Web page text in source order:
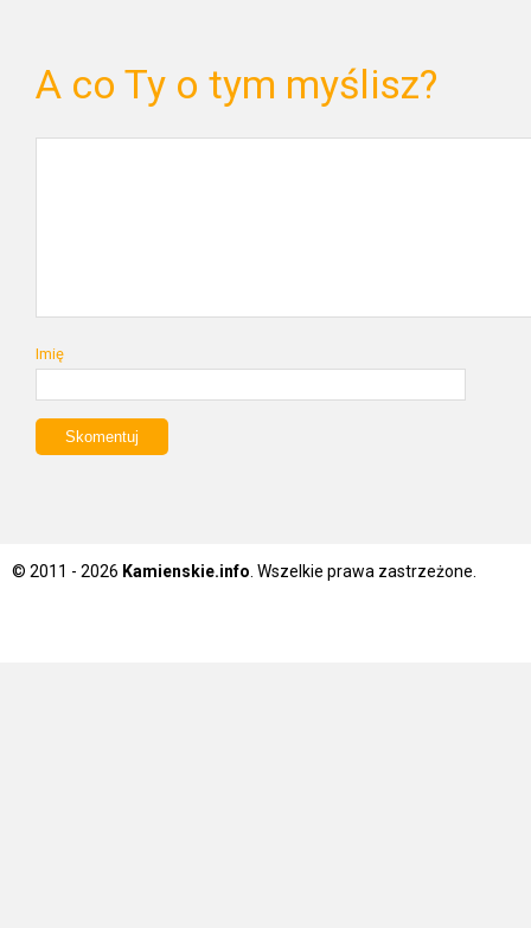
A co Ty o tym myślisz?
Imię
© 2011 - 2026 Kamienskie.info. Wszelkie prawa zastrzeżone.